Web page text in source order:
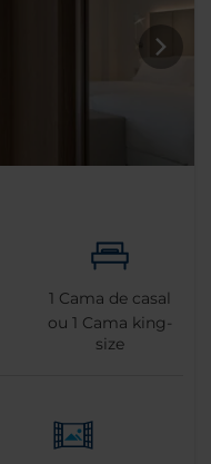
1 Cama de casal
ou 1 Cama king-
size